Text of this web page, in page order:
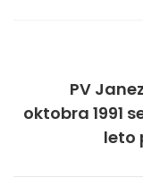
PV
oktobra 1991
leto